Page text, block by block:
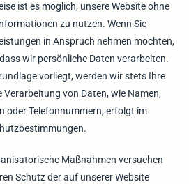
ist es möglich, unsere Website ohne
zu nutzen. Wenn Sie
in Anspruch nehmen möchten,
wir persönliche Daten verarbeiten.
vorliegt, werden wir stets Ihre
von Daten, wie Namen,
oder Telefonnummern, erfolgt im
Maßnahmen versuchen
Schutz der auf unserer Website